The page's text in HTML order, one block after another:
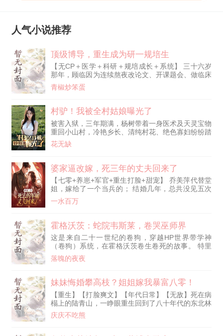
人气小说推荐
顶级博导，重生成为研一规培生
【无CP＋医学＋科研＋规培成长＋系统】 三十六岁
那年，顾临因为连续熬夜改论文、开课题会、做临床
数据，最终猝死在电脑前。 作为国内最年轻的医学
博导之一，他在《Nature》《Cell》等顶刊发表十余
道，比起那些荣誉，他更怀念的，其实是最开始待在
临床一线的时候。 …… 再次睁眼时。 耳边是刺耳的
监护仪警报。 “患者血氧掉了！” “快叫上级医生！” “
青椒炒笨蛋
村驴！我被全村姑娘曝光了
被害入狱，三年期满，杨树带着一身医术及天灵宝物
重回小山村，冷艳乡长、清纯村花、绝色寡妇纷纷踏
来......
花无缺
婆家逼改嫁，死三年的丈夫回来了
【七零+养崽+军官+重生打脸+甜宠】 乔美萍代替堂
姐，嫁给了一个当兵的； 结婚几年，总共没见五次
面； 后来丈夫牺牲，她被婆婆赶出家门，带着三个
儿子饭都吃不上； 在去县城投靠朋友时，被拐卖到
儿子被拐去当乞丐，大儿子流落成混混还背上人命；
二儿子呢，一生都在寻找妈妈和兄弟的路上。 - 重生
回来，乔美萍带着三个儿子，夺回抚恤金、分家、自
立门户！ 后来，她把三个儿子都培养成了国家栋
梁。 而她那死了三年的丈夫，也突然回来了； 还给
子也会被带走。 但是，他的妻子不仅没改嫁，还给
他生了个老三！ 看着美丽的妻子，懂事的三个孩
子，秦长峰只想把一切都给她。 只是，看着妻子动
不动就拿刀跟人干仗。 秦长峰这个身经百战的军
人，都得往后躲。 原来他媳妇这么彪悍呢？ 更心动
一水百万
霍格沃茨：蛇院韦斯莱，卷哭巫师界
这是来自二十一世纪的卷狗，穿越HP世界带学神
（卷狗）系统，在霍格沃茨卷生卷死的故事。 特里
斯上辈子是一个普通社畜卷狗，擅长内卷。意外身死
之后穿越。 成为了韦斯莱家的小儿子、罗恩的孪生
弟的关怀下成长，发自内心认可自己是家庭的一员。
想到家人可能在伏地魔的威胁下遭到伤害，他就危机
感拉满。决心靠自己，改变家人的悲惨经历。 只是
韦斯莱家资源有限，限制了特里斯的
落魄的夜夜
妹妹悔婚攀高枝？姐姐嫁我暴富八零！
【重生】【打脸爽文】【年代日常】【无敌】死在病
榻上的陆青山，一睁眼重生回到了八十年代的东北林
区。前世错信绿茶悔婚毁了一生，重活一世，他果断
拉过一旁卑微受气的绝美长姐！“退婚？这简直是天
庆庆不吃熊